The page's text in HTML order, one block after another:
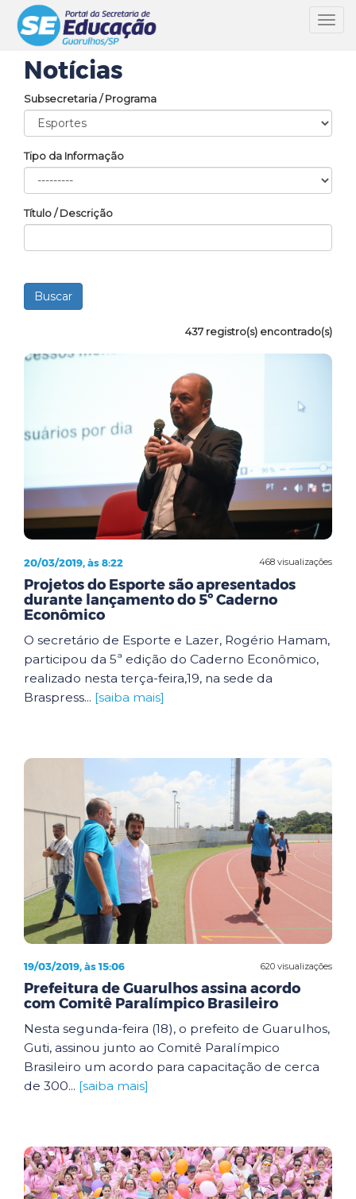
Notícias
Subsecretaria / Programa
Tipo da Informação
Título / Descrição
437 registro(s) encontrado(s)
468 visualizações
20/03/2019, às 8:22
Projetos do Esporte são apresentados
durante lançamento do 5º Caderno
Econômico
O secretário de Esporte e Lazer, Rogério Hamam,
participou da 5ª edição do Caderno Econômico,
realizado nesta terça-feira,19, na sede da
Braspress... [saiba mais]
620 visualizações
19/03/2019, às 15:06
Prefeitura de Guarulhos assina acordo
com Comitê Paralímpico Brasileiro
Nesta segunda-feira (18), o prefeito de Guarulhos,
Guti, assinou junto ao Comitê Paralímpico
Brasileiro um acordo para capacitação de cerca
de 300... [saiba mais]